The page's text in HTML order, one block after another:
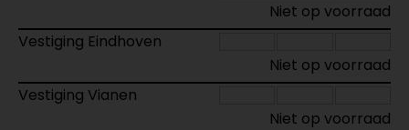
Niet op voorraad
Vestiging Eindhoven
Niet op voorraad
Vestiging Vianen
Niet op voorraad